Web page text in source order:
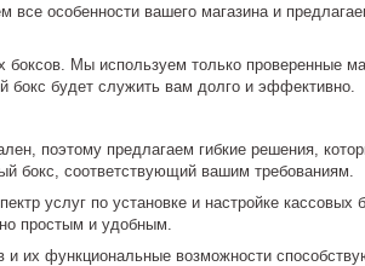
особенности вашего магазина и
боксов. Мы используем только проверенные
бокс будет служить вам долго и эффективно.
поэтому предлагаем гибкие решения,
бокс, соответствующий вашим требованиям.
услуг по установке и настройке кассовых
простым и удобным.
их функциональные возможности